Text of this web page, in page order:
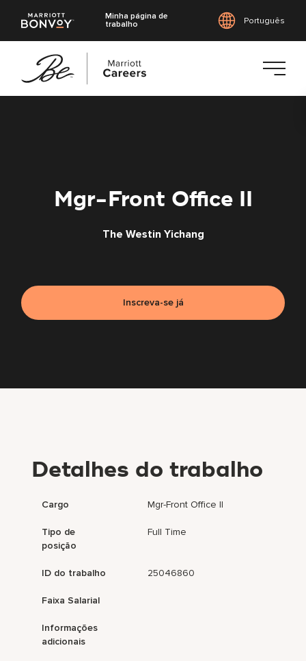
Minha página de
trabalho
Português
Mgr-Front Office II
The Westin Yichang
Inscreva-se já
Detalhes do trabalho
Cargo Mgr-Front Office II
Tipo de
posição
Full Time
ID do trabalho 25046860
Faixa Salarial
Informações
adicionais